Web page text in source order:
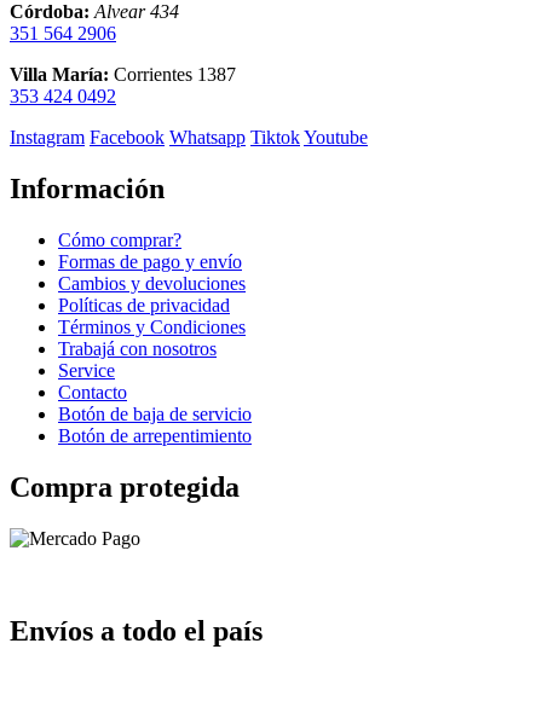
Córdoba: Alvear 434
351 564 2906
Villa María: Corrientes 1387
353 424 0492
Instagram Facebook Whatsapp TiktokYoutube
Información
Cómo comprar?
Formas de pago y envío
Cambios y devoluciones
Políticas de privacidad
Términos y Condiciones
Trabajá con nosotros
Service
Contacto
Botón de baja de servicio
Botón de arrepentimiento
Compra protegida
Envíos a todo el país